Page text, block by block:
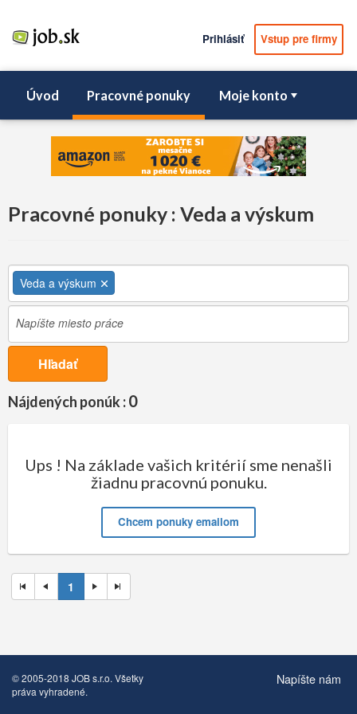
Prihlásiť Vstup pre firmy
Úvod Pracovné ponuky Moje konto
Pracovné ponuky : Veda a výskum
Veda a výskum
Hľadať
Nájdených ponúk :0
Ups ! Na základe vašich kritérií sme nenašli
žiadnu pracovnú ponuku.
Chcem ponuky emailom
1
© 2005-2018 JOB s.r.o. Všetky
práva vyhradené.
Napíšte nám